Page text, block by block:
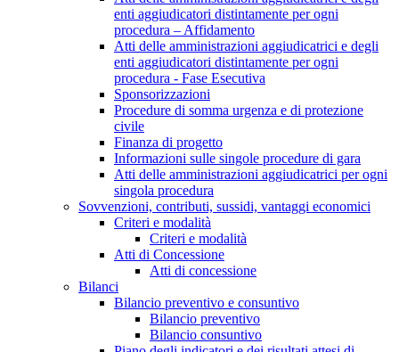
enti aggiudicatori distintamente per ogni
procedura – Affidamento
Atti delle amministrazioni aggiudicatrici e degli
enti aggiudicatori distintamente per ogni
procedura - Fase Esecutiva
Sponsorizzazioni
Procedure di somma urgenza e di protezione
civile
Finanza di progetto
Informazioni sulle singole procedure di gara
Atti delle amministrazioni aggiudicatrici per ogni
singola procedura
Sovvenzioni, contributi, sussidi, vantaggi economici
Criteri e modalità
Criteri e modalità
Atti di Concessione
Atti di concessione
Bilanci
Bilancio preventivo e consuntivo
Bilancio preventivo
Bilancio consuntivo